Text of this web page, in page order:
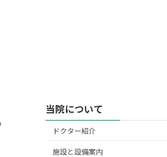
当院について
ドクター紹介
施設と設備案内